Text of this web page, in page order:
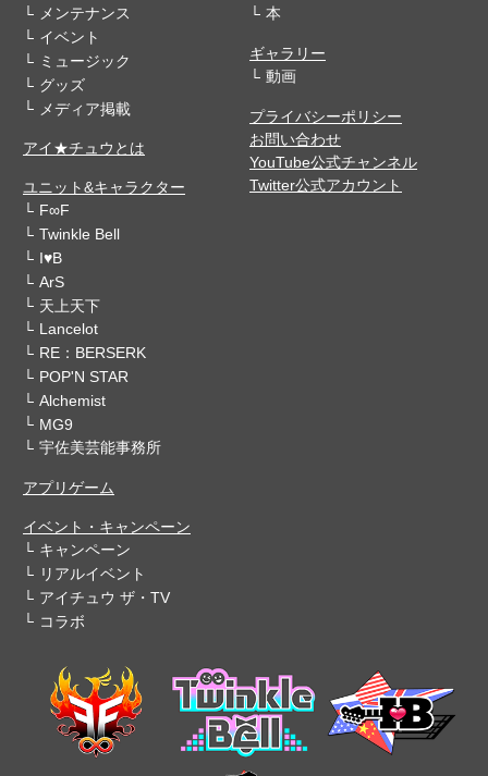
メンテナンス
イベント
ミュージック
グッズ
メディア掲載
アイ★チュウとは
ユニット&キャラクター
F∞F
Twinkle Bell
I♥B
ArS
天上天下
Lancelot
RE：BERSERK
POP'N STAR
Alchemist
MG9
宇佐美芸能事務所
アプリゲーム
イベント・キャンペーン
キャンペーン
リアルイベント
アイチュウ ザ・TV
コラボ
本
ギャラリー
動画
プライバシーポリシー
お問い合わせ
YouTube公式チャンネル
Twitter公式アカウント